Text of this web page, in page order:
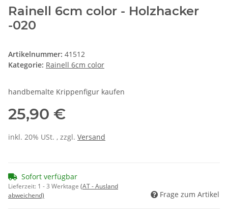
Rainell 6cm color - Holzhacker
-020
Artikelnummer: 41512
Kategorie: Rainell 6cm color
handbemalte Krippenfigur kaufen
25,90 €
inkl. 20% USt. , zzgl. Versand
Sofort verfügbar
Lieferzeit: 1 - 3 Werktage (AT - Ausland
abweichend)
Frage zum Artikel